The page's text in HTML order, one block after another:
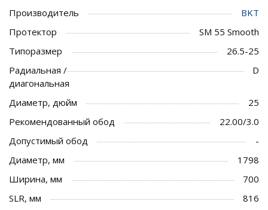
Производитель
BKT
Протектор
SM 55 Smooth
Типоразмер
26.5-25
Радиальная /
диагональная
D
Диаметр, дюйм
25
Рекомендованный обод
22.00/3.0
Допустимый обод
-
Диаметр, мм
1798
Ширина, мм
700
SLR, мм
816